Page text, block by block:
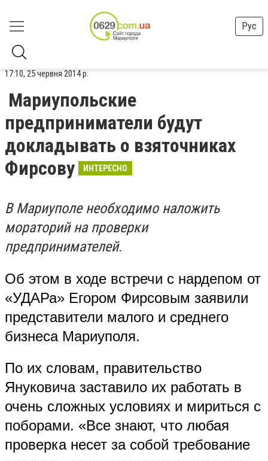
Рус
17:10, 25 червня 2014 р.
Мариупольские
предприниматели будут
докладывать о взяточниках
Фирсову
ИНТЕРЕСНО
В Мариуполе необходимо наложить
мораторий на проверки
предпринимателей.
Об этом в ходе встречи с нардепом от
«УДАРа» Егором Фирсовым заявили
представители малого и среднего
бизнеса Мариуполя.
По их словам, правительство
Януковича заставило их работать в
очень сложных условиях и мириться с
поборами. «Все знают, что любая
проверка несет за собой требование